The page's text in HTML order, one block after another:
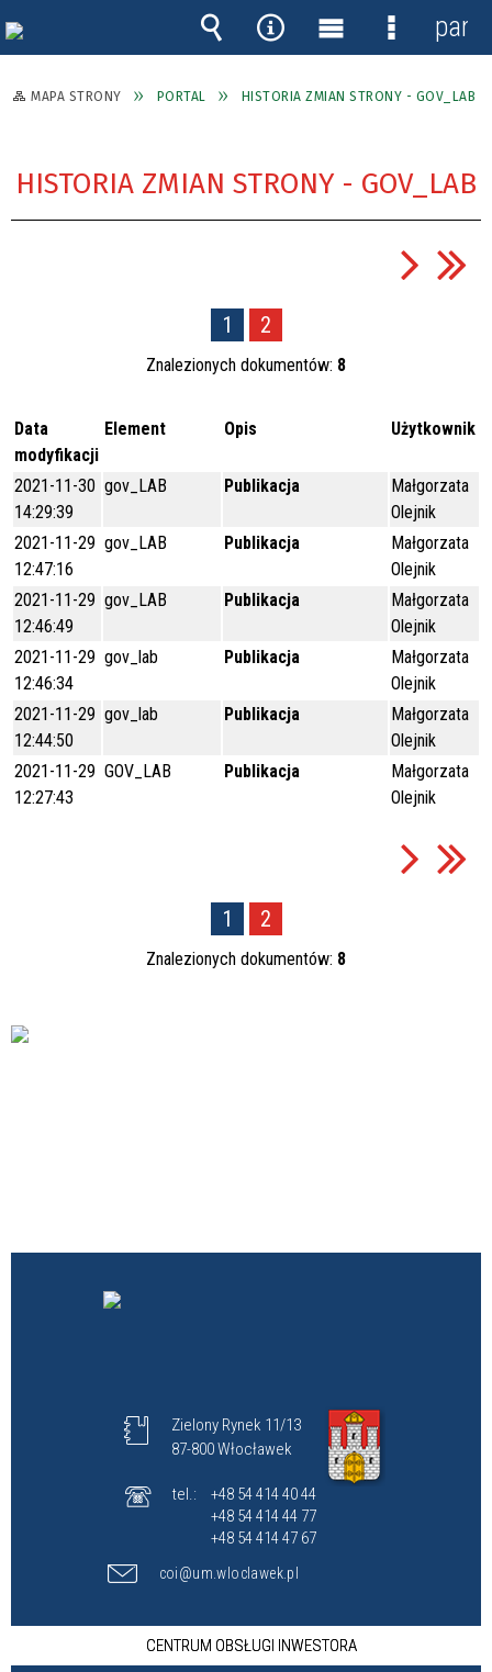
MAPA STRONY PORTAL HISTORIA ZMIAN STRONY - GOV_LAB
HISTORIA ZMIAN STRONY - GOV_LAB
1 2
Znalezionych dokumentów: 8
Data
modyfikacji
Element Opis Użytkownik
2021-11-30
14:29:39
gov_LAB Publikacja
Małgorzata
Olejnik
2021-11-29
12:47:16
gov_LAB Publikacja
Małgorzata
Olejnik
2021-11-29
12:46:49
gov_LAB Publikacja
Małgorzata
Olejnik
2021-11-29
12:46:34
gov_lab Publikacja
Małgorzata
Olejnik
2021-11-29
12:44:50
gov_lab Publikacja
Małgorzata
Olejnik
2021-11-29
12:27:43
GOV_LAB Publikacja
Małgorzata
Olejnik
1 2
Znalezionych dokumentów: 8
Zielony Rynek 11/13
87-800 Włocławek
tel.:
+48 54 414 40 44
+48 54 414 44 77
+48 54 414 47 67
coi@um.wloclawek.pl
CENTRUM OBSŁUGI INWESTORA
Wyszukiwarka
Narzędzia
Menu
główne
Menu
panel